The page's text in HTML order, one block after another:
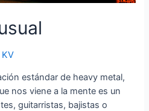
KV
estándar de heavy metal,
nos viene a la mente es un
guitarristas, bajistas o